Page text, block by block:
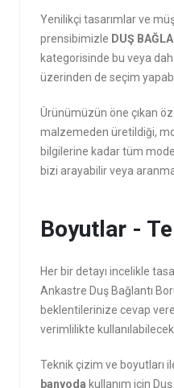
Yenilikçi tasarımlar ve
prensibimizle DUŞ
kategorisinde bu veya
üzerinden de seçim
Ürünümüzün öne çıkan
malzemeden üretildiği,
bilgilerine kadar tüm
bizi arayabilir veya
Boyutlar -
Her bir detayı incelikle
Ankastre Duş Bağlantı
beklentilerinize cevap
verimlilikte
Teknik çizim ve boyutları
banyoda kullanım için